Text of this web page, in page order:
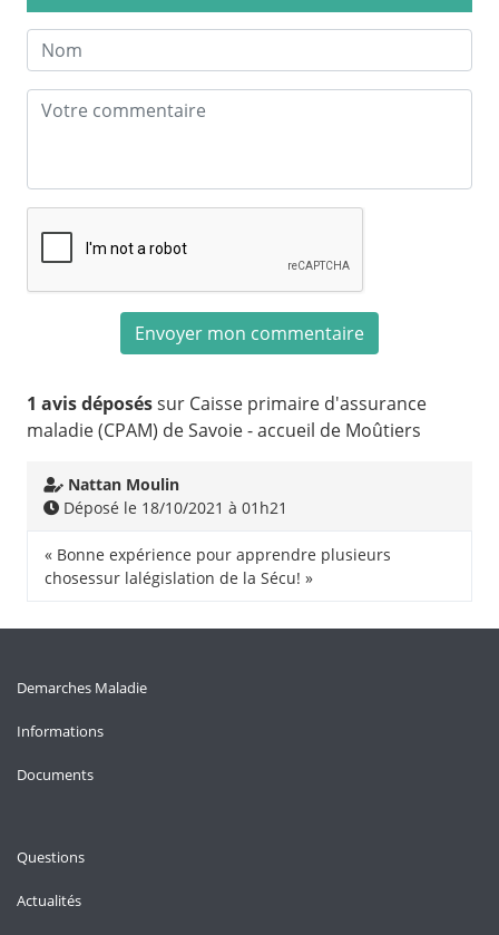
1 avis déposéssur Caisse primaire d'assurance
maladie (CPAM) de Savoie - accueil de Moûtiers
Nattan Moulin
Déposé le 18/10/2021 à 01h21
« Bonne expérience pour apprendre plusieurs
chosessur lalégislation de la Sécu! »
Demarches Maladie
Informations
Documents
Questions
Actualités